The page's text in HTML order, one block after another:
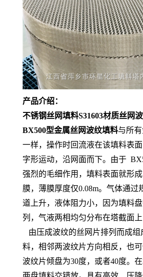
产品介绍：
不锈钢丝网填料S31603材质丝网
BX500型金属丝网波纹填料与所
一样，操作时回流液在该填料表
字形运动，沿网面而下。由于
强烈的毛细作用，填料表面就形
膜，薄膜厚度仅0.08m。气体通过
道上升，液体阻力小，因为填料
列，气液两相均匀分布在塔截面上
由压成波纹的丝网片排列而成组
料，相邻两波纹片方向相反，也可
波纹片倾盘为30度，或者40度。